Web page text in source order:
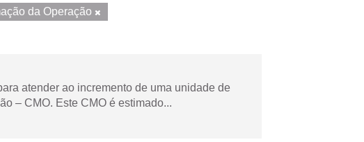
da Operação
atender ao incremento de uma unidade de
– CMO. Este CMO é estimado...